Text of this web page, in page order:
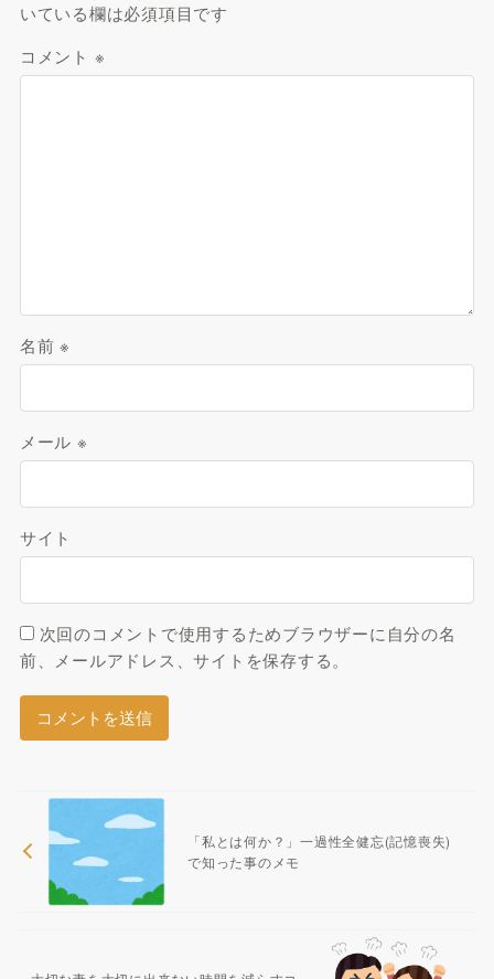
いている欄は必須項目です
コメント ※
名前※
メール ※
サイト
次回のコメントで使用するためブラウザーに自分の名
前、メールアドレス、サイトを保存する。
「私とは何か？」一過性全健忘(記憶喪失)
で知った事のメモ